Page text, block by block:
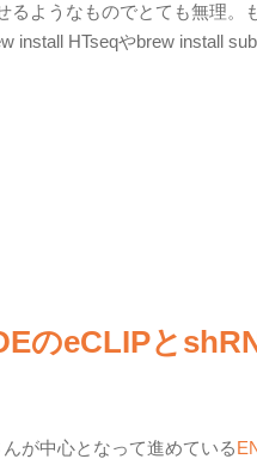
ようなものでとても無理。
install HTseqやbrew install
のeCLIPと
が中心となって進めている